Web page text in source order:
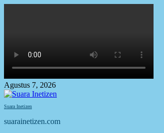
Agustus 7, 2026
Suara Inetizen
suarainetizen.com